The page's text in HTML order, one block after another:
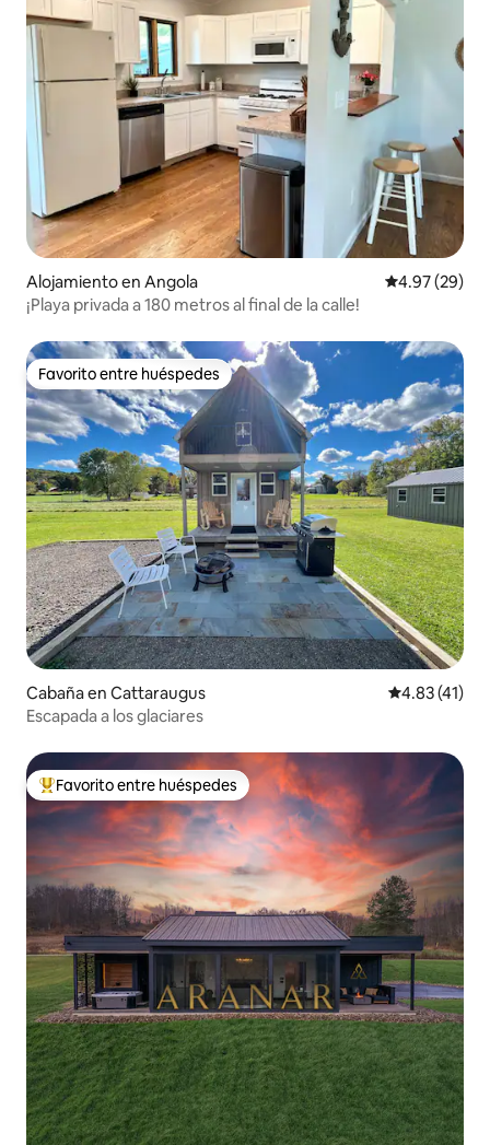
Alojamiento en Angola Calificación
4.97 (29)
¡Playa privada a 180 metros al final de la calle!
Favorito entre huéspedes
Favorito entre huéspedes
Cabaña en Cattaraugus Calificación
4.83 (41)
Escapada a los glaciares
Favorito entre huéspedes preferido
Favorito entre huéspedes